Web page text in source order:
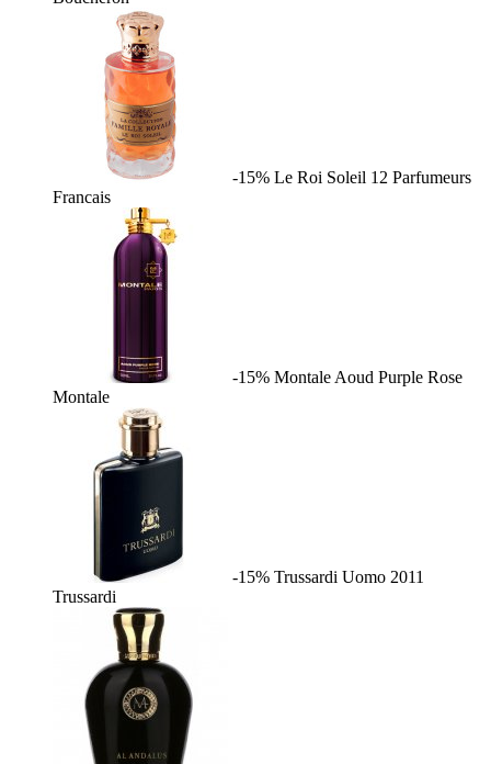
-15% Le Roi Soleil 12 Parfumeurs
Francais
-15% Montale Aoud Purple Rose
Montale
-15% Trussardi Uomo 2011
Trussardi